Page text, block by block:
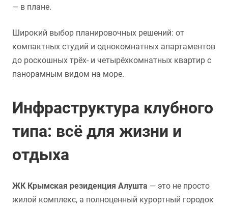
— в плане.
Широкий выбор планировочных решений: от
компактных студий и однокомнатных апартаментов
до роскошных трёх- и четырёхкомнатных квартир с
панорамным видом на море.
Инфраструктура клубного
типа: всё для жизни и
отдыха
ЖК Крымская резиденция Алушта — это не просто
жилой комплекс, а полноценный курортный городок